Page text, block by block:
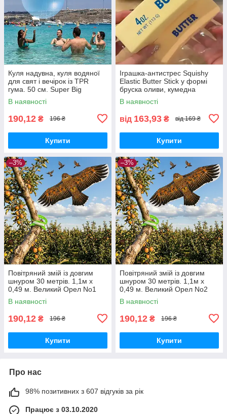
Куля надувна, куля водяної
для свят і вечірок із TPR
гума. 50 см. Super Big
В наявності
190,12 ₴ 196 ₴
Купити
Іграшка-антистрес Squishy
Elastic Butter Stick у формі
бруска оливи, кумедна
іграшка для зняття напруги,
для зняття тривожності
В наявності
від 163,93 ₴ від 169 ₴
Купити
–3%
Повітряний змій із довгим
шнуром 30 метрів. 1,1м х
0,49 м. Великий Орел No1
В наявності
190,12 ₴ 196 ₴
Купити
–3%
Повітряний змій із довгим
шнуром 30 метрів. 1,1м х
0,49 м. Великий Орел No2
В наявності
190,12 ₴ 196 ₴
Купити
Про нас
98% позитивних з 607 відгуків за рік
Працює з 03.10.2020